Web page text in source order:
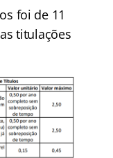
foi de 11
titulações